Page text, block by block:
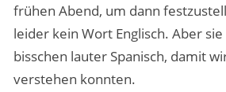
frühen Abend, um dann
leider kein Wort Englisch. Aber
bisschen lauter Spanisch, damit
verstehen konnten.